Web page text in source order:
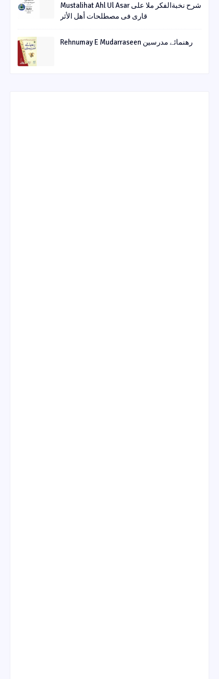
Mustalihat Ahl Ul Asar شرح نخبةالفکر ملا علی
قاری فی مصطلحات أھل الأثر
Rehnumay E Mudarraseen رهنمائے مدرسین